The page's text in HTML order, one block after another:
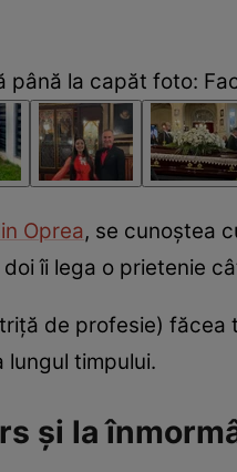
până la capăt foto:
Oprea, se cunoștea
îi lega o prietenie
de profesie) făcea
timpului.
și la